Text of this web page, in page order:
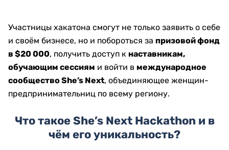
Участницы хакатона смогут не только заявить о себе
и своём бизнесе, но и побороться за призовой фонд
в $20 000, получить доступ к наставникам,
обучающим сессиям и войти в международное
сообщество She’s Next, объединяющее женщин-
предпринимательниц по всему региону.
Что такое She’s Next Hackathon и в
чём его уникальность?